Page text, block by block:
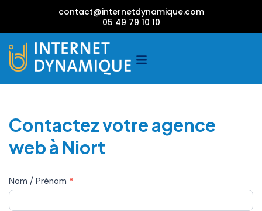
contact@internetdynamique.com
05 49 79 10 10
Contactez votre agence
web à Niort
Contact
Nom / Prénom *